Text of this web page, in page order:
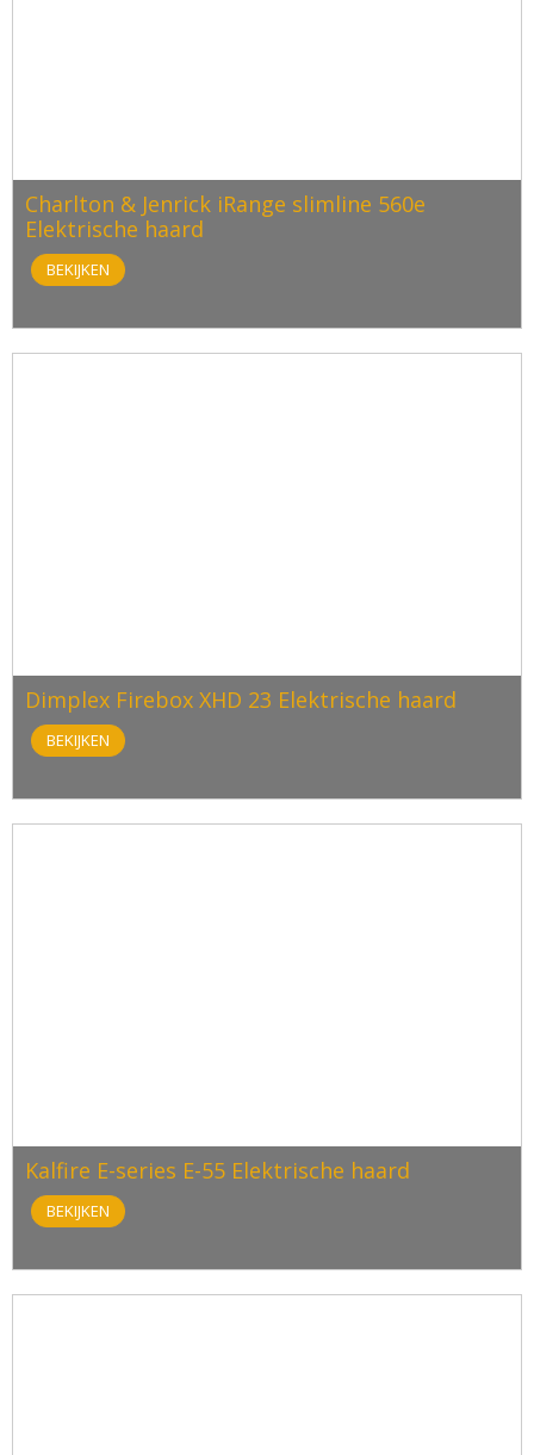
Charlton & Jenrick iRange slimline 560e
Elektrische haard
BEKIJKEN
Dimplex Firebox XHD 23 Elektrische haard
BEKIJKEN
Kalfire E-series E-55 Elektrische haard
BEKIJKEN